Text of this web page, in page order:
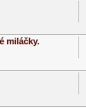
miláčky.